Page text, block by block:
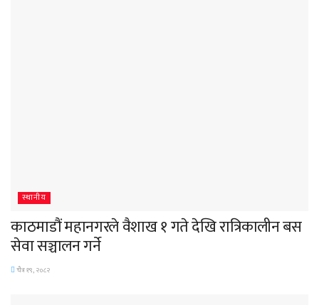
स्थानीय
काठमाडौं महानगरले वैशाख १ गते देखि रात्रिकालीन बस
सेवा सञ्चालन गर्ने
चैत्र १९, २०८२